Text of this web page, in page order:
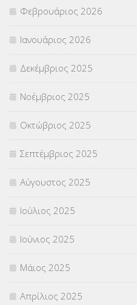
ΣΥΜΒΟΥΛΕΥΤΙΚΟΣ ΣΤΑΘΜΟΣ
ΣΥΝΤΑΞΕΙΣ(12)
ΣΧΟΛΙΚΟΙ ΣΥΜΒΟΥΛΟΙ
ΥΠΕΡΑΡΙΘΜΟΙ(1)
ΥΠΟΤΡΟΦΙΕΣ(28)
ΦΥΣΙΚΗ ΑΓΩΓΗ(692)
Χωρίς κατηγορία
Φεβρουάριος 2026
Ιανουάριος 2026
Δεκέμβριος 2025
Νοέμβριος 2025
Οκτώβριος 2025
Σεπτέμβριος 2025
Αύγουστος 2025
Ιούλιος 2025
Ιούνιος 2025
Μάιος 2025
Απρίλιος 2025